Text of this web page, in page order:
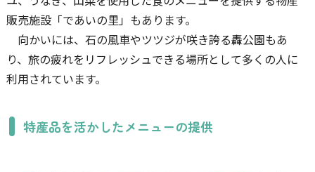
販売施設「であいの里」もあります。
向かいには、石の風車やツツジが咲き誇る轟公園もあ
り、旅の疲れをリフレッシュできる場所として多くの人に
利用されています。
特産品を活かしたメニューの提供